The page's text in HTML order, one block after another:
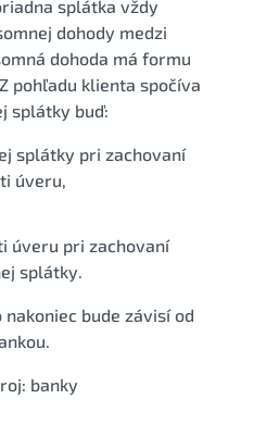
splátka vždy
dohody medzi
dohoda má formu
pohľadu klienta spočíva
splátky buď:
splátky pri zachovaní
úveru,
úveru pri zachovaní
splátky.
bude závisí od
banky